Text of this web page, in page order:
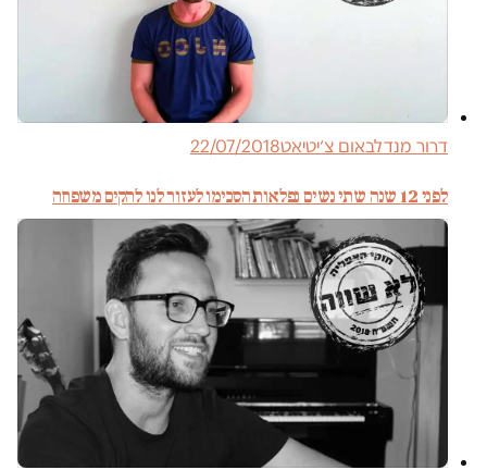
דרור מנדלבאום צ׳יטיאט22/07/2018
לפני 12 שנה שתי נשים נפלאות הסכימו לעזור לנו להקים משפחה